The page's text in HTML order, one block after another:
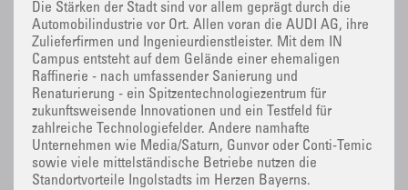
Die Stärken der Stadt sind vor allem geprägt durch die
Automobilindustrie vor Ort. Allen voran die AUDI AG, ihre
Zulieferfirmen und Ingenieurdienstleister. Mit dem IN
Campus entsteht auf dem Gelände einer ehemaligen
Raffinerie - nach umfassender Sanierung und
Renaturierung - ein Spitzentechnologiezentrum für
zukunftsweisende Innovationen und ein Testfeld für
zahlreiche Technologiefelder. Andere namhafte
Unternehmen wie Media/Saturn, Gunvor oder Conti-Temic
sowie viele mittelständische Betriebe nutzen die
Standortvorteile Ingolstadts im Herzen Bayerns.